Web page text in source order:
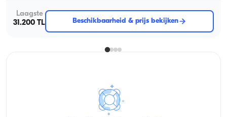
Laagste
31.200 TL
Beschikbaarheid & prijs bekijken